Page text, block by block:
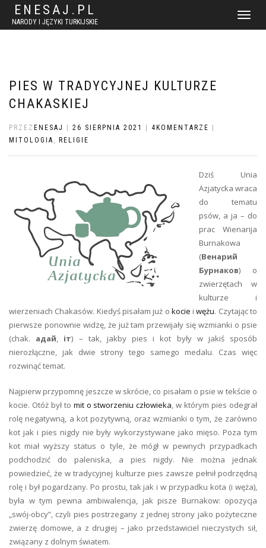
ENESAJ.PL
NARODY I JĘZYKI TURKIJSKIE
WŁĄCZ
PIES W TRADYCYJNEJ KULTURZE
CHAKASKIEJ
PRZEZ ENESAJ 26 SIERPNIA 2021 4KOMENTARZE
MITOLOGIA , RELIGIE
Dziś Unia
Azjatycka wraca
do tematu
psów, a ja – do
prac Wienarija
Burnakowa
(Венарий
Бурнаков) o
zwierzętach w
kulturze i
wierzeniach Chakasów. Kiedyś pisałam już o kocie iwężu. Czytając to
pierwsze ponownie widzę, że już tam przewijały się wzmianki o psie
(chak. адай, іт) – tak, jakby pies i kot były w jakiś sposób
nierozłączne, jak dwie strony tego samego medalu. Czas więc
rozwinąć temat.
Najpierw przypomnę jeszcze w skrócie, co pisałam o psie w tekście o
kocie. Otóż był to mit o stworzeniu człowieka, w którym pies odegrał
rolę negatywną, a kot pozytywną, oraz wzmianki o tym, że zarówno
kot jak i pies nigdy nie były wykorzystywane jako mięso. Poza tym
kot miał wyższy status o tyle, że mógł w pewnych przypadkach
podchodzić do paleniska, a pies nigdy. Nie można jednak
powiedzieć, że w tradycyjnej kulturze pies zawsze pełnił podrzędną
rolę i był pogardzany. Po prostu, tak jak i w przypadku kota (i węża),
była w tym pewna ambiwalencja, jak pisze Burnakow: opozycja
„swój-obcy”, czyli pies postrzegany z jednej strony jako pożyteczne
zwierzę domowe, a z drugiej – jako przedstawiciel nieczystych sił,
związany z dolnym światem.